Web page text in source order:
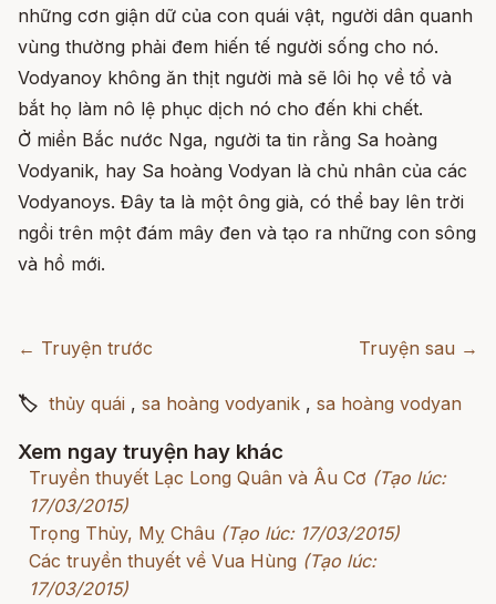
những cơn giận dữ của con quái vật, người dân quanh
vùng thường phải đem hiến tế người sống cho nó.
Vodyanoy không ăn thịt người mà sẽ lôi họ về tổ và
bắt họ làm nô lệ phục dịch nó cho đến khi chết.
Ở miền Bắc nước Nga, người ta tin rằng Sa hoàng
Vodyanik, hay Sa hoàng Vodyan là chủ nhân của các
Vodyanoys. Đây ta là một ông già, có thể bay lên trời
ngồi trên một đám mây đen và tạo ra những con sông
và hồ mới.
← Truyện trước Truyện sau →
🏷 thủy quái , sa hoàng vodyanik , sa hoàng vodyan
Xem ngay truyện hay khác
Truyền thuyết Lạc Long Quân và Âu Cơ (Tạo lúc:
17/03/2015)
Trọng Thủy, Mỵ Châu (Tạo lúc: 17/03/2015)
Các truyền thuyết về Vua Hùng (Tạo lúc:
17/03/2015)